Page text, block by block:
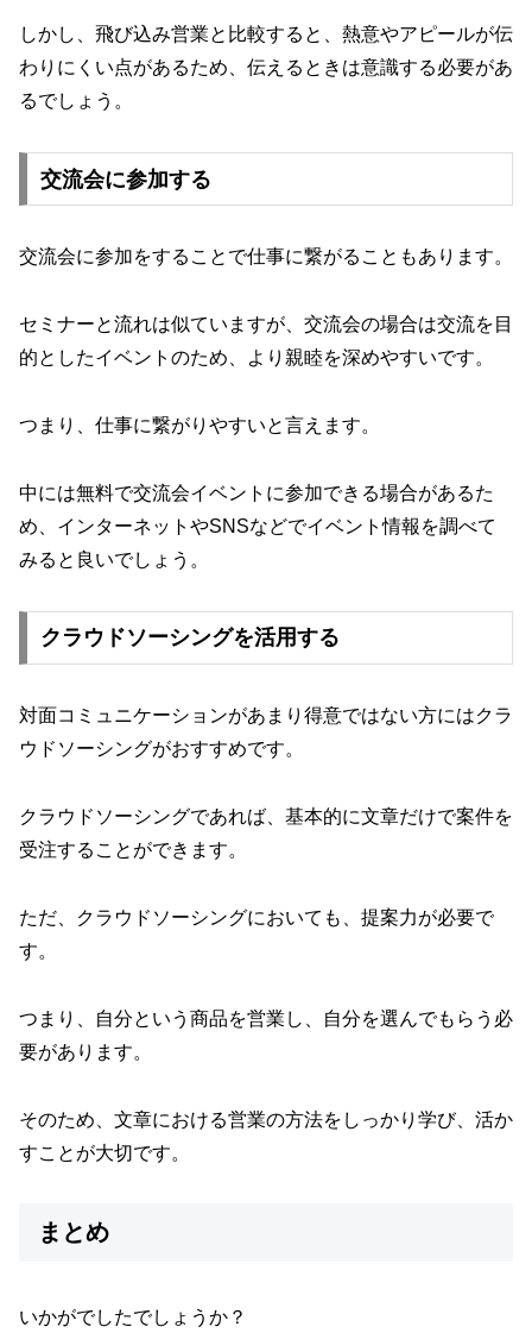
しかし、飛び込み営業と比較すると、熱意やアピールが伝
わりにくい点があるため、伝えるときは意識する必要があ
るでしょう。
交流会に参加する
交流会に参加をすることで仕事に繋がることもあります。
セミナーと流れは似ていますが、交流会の場合は交流を目
的としたイベントのため、より親睦を深めやすいです。
つまり、仕事に繋がりやすいと言えます。
中には無料で交流会イベントに参加できる場合があるた
め、インターネットやSNSなどでイベント情報を調べて
みると良いでしょう。
クラウドソーシングを活用する
対面コミュニケーションがあまり得意ではない方にはクラ
ウドソーシングがおすすめです。
クラウドソーシングであれば、基本的に文章だけで案件を
受注することができます。
ただ、クラウドソーシングにおいても、提案力が必要で
す。
つまり、自分という商品を営業し、自分を選んでもらう必
要があります。
そのため、文章における営業の方法をしっかり学び、活か
すことが大切です。
まとめ
いかがでしたでしょうか？